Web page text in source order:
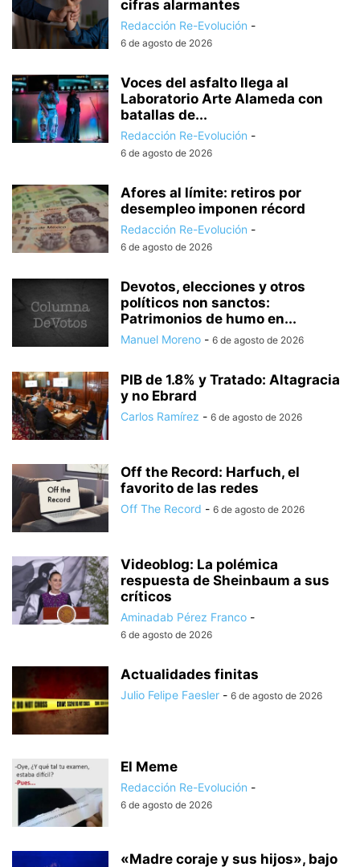
cifras alarmantes
Redacción Re-Evolución -
6 de agosto de 2026
Voces del asfalto llega al
Laboratorio Arte Alameda con
batallas de...
Redacción Re-Evolución -
6 de agosto de 2026
Afores al límite: retiros por
desempleo imponen récord
Redacción Re-Evolución -
6 de agosto de 2026
Devotos, elecciones y otros
políticos non sanctos:
Patrimonios de humo en...
Manuel Moreno - 6 de agosto de 2026
PIB de 1.8% y Tratado: Altagracia
y no Ebrard
Carlos Ramírez - 6 de agosto de 2026
Off the Record: Harfuch, el
favorito de las redes
Off The Record - 6 de agosto de 2026
Videoblog: La polémica
respuesta de Sheinbaum a sus
críticos
Aminadab Pérez Franco -
6 de agosto de 2026
Actualidades finitas
Julio Felipe Faesler - 6 de agosto de 2026
El Meme
Redacción Re-Evolución -
6 de agosto de 2026
«Madre coraje y sus hijos», bajo